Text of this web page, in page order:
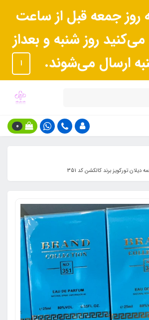
جمعه قبل از ساعت
روز شنبه و بعداز
ارسال می‌شوند.
ا
0
تورکویز برند کالکشن کد 351